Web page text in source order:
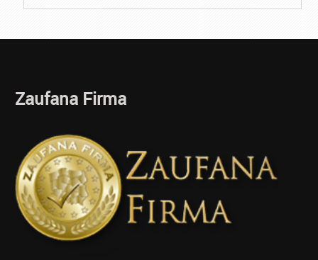
Zaufana Firma